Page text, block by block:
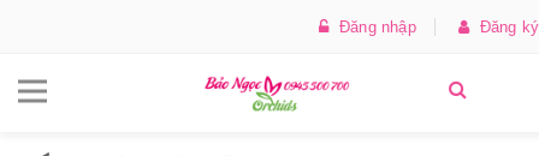
Đăng nhập Đăng ký